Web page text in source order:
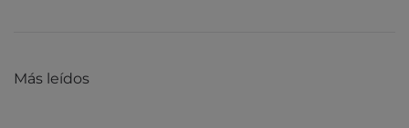
Más leídos